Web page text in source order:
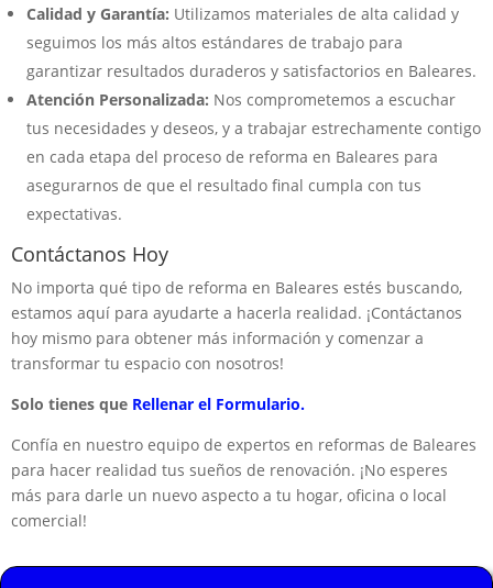
Calidad y Garantía: Utilizamos materiales de alta calidad y
seguimos los más altos estándares de trabajo para
garantizar resultados duraderos y satisfactorios en Baleares.
Atención Personalizada: Nos comprometemos a escuchar
tus necesidades y deseos, y a trabajar estrechamente contigo
en cada etapa del proceso de reforma en Baleares para
asegurarnos de que el resultado final cumpla con tus
expectativas.
Contáctanos Hoy
No importa qué tipo de reforma en Baleares estés buscando,
estamos aquí para ayudarte a hacerla realidad. ¡Contáctanos
hoy mismo para obtener más información y comenzar a
transformar tu espacio con nosotros!
Solo tienes que Rellenar el Formulario.
Confía en nuestro equipo de expertos en reformas de Baleares
para hacer realidad tus sueños de renovación. ¡No esperes
más para darle un nuevo aspecto a tu hogar, oficina o local
comercial!